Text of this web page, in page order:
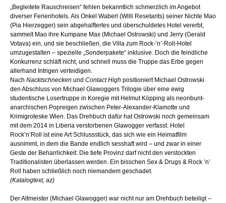
„Begleitete Rauschreisen“ fehlen bekanntlich schmerzlich im Angebot
diverser Ferienhotels. Als Onkel Waberl (Willi Resetarits) seiner Nichte Mao
(Pia Hierzegger) sein abgehalftertes und überschuldetes Hotel vererbt,
sammelt Mao ihre Kumpane Max (Michael Ostrowski) und Jerry (Gerald
Votava) ein, und sie beschließen, die Villa zum Rock-’n’-Roll-Hotel
umzugestalten – spezielle „Sonderpakete“ inklusive. Doch die feindliche
Konkurrenz schläft nicht, und schnell muss die Truppe das Erbe gegen
allerhand Intrigen verteidigen.
Nach Nacktschnecken und Contact High positioniert Michael Ostrowski
den Abschluss von Michael Glawoggers Trilogie über eine ewig
studentische Losertruppe in Koregie mit Helmut Köpping als neonbunt-
anarchischen Popreigen zwischen Peter-Alexander-Klamotte und
Krimigroteske Wien. Das Drehbuch dafür hat Ostrowski noch gemeinsam
mit dem 2014 in Liberia verstorbenen Glawogger verfasst. Hotel
Rock’n’Roll ist eine Art Schlussstück, das sich wie ein Heimatfilm
ausnimmt, in dem die Bande endlich sesshaft wird – und zwar in einer
Geste der Beharrlichkeit: Die tiefe Provinz darf nicht den verstockten
Traditionalisten überlassen werden. Ein bisschen Sex & Drugs & Rock ’n’
Roll haben schließlich noch niemandem geschadet.
(Katalogtext, az)
Der Altmeister (Michael Glawogger) war nicht nur am Drehbuch beteiligt –